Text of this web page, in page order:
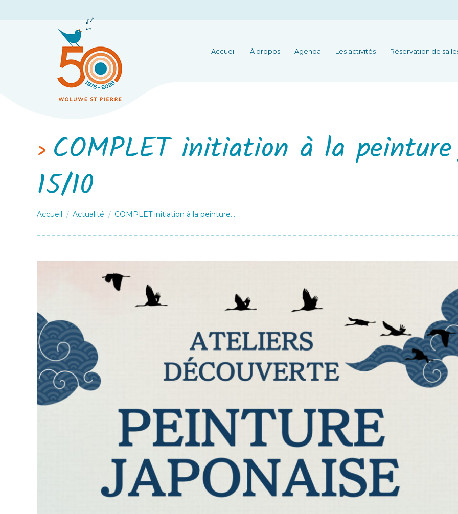
Accueil À propos Agenda Les activités Réservation de
COMPLET initiation à la
15/10
Vous êtes ici :
Accueil Actualité COMPLET initiation à la peinture…